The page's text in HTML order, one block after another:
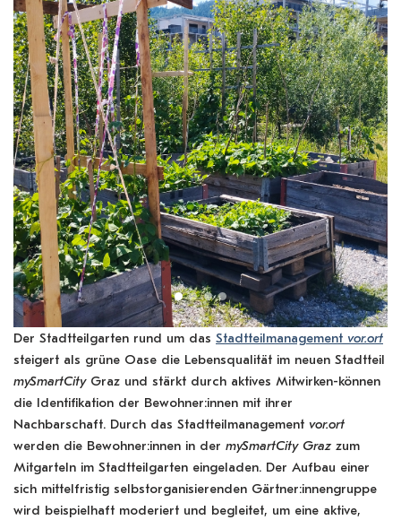
1. Workshop mit
Der Stadtteilgarten rund um das Stadtteilmanagement vor.ort
steigert als grüne Oase die Lebensqualität im neuen Stadtteil
mySmartCity Graz und stärkt durch aktives Mitwirken-können
die Identifikation der Bewohner:innen mit ihrer
Nachbarschaft. Durch das Stadtteilmanagement vor.ort
werden die Bewohner:innen in der mySmartCity Graz zum
Mitgarteln im Stadtteilgarten eingeladen. Der Aufbau einer
sich mittelfristig selbstorganisierenden Gärtner:innengruppe
wird beispielhaft moderiert und begleitet, um eine aktive,